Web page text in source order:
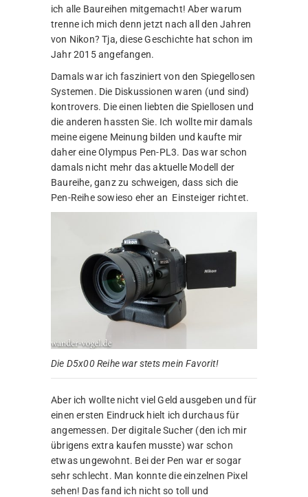
ich alle Baureihen mitgemacht! Aber warum
trenne ich mich denn jetzt nach all den Jahren
von Nikon? Tja, diese Geschichte hat schon im
Jahr 2015 angefangen.
Damals war ich fasziniert von den Spiegellosen
Systemen. Die Diskussionen waren (und sind)
kontrovers. Die einen liebten die Spiellosen und
die anderen hassten Sie. Ich wollte mir damals
meine eigene Meinung bilden und kaufte mir
daher eine Olympus Pen-PL3. Das war schon
damals nicht mehr das aktuelle Modell der
Baureihe, ganz zu schweigen, dass sich die
Pen-Reihe sowieso eher an Einsteiger richtet.
Die D5x00 Reihe war stets mein Favorit!
Aber ich wollte nicht viel Geld ausgeben und für
einen ersten Eindruck hielt ich durchaus für
angemessen. Der digitale Sucher (den ich mir
übrigens extra kaufen musste) war schon
etwas ungewohnt. Bei der Pen war er sogar
sehr schlecht. Man konnte die einzelnen Pixel
sehen! Das fand ich nicht so toll und